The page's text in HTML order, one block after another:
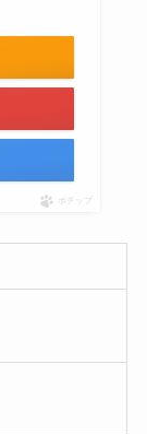
ポチップ